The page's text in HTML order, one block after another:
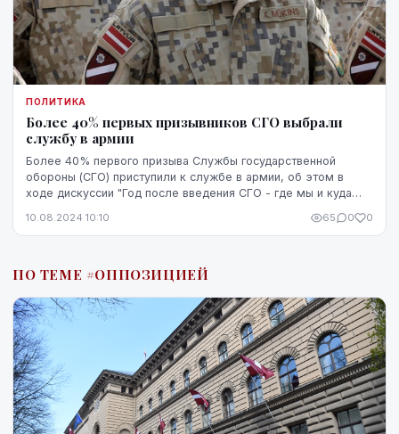
ПОЛИТИКА
Более 40% первых призывников СГО выбрали
службу в армии
Более 40% первого призыва Службы государственной
обороны (СГО) приступили к службе в армии, об этом в
ходе дискуссии "Год после введения СГО - где мы и куда
10.08.2024 10:10 65 0 0
ПО ТЕМЕ #ОППОЗИЦИЕЙ